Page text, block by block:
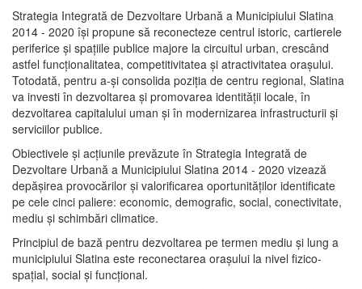
Strategia Integrată de Dezvoltare Urbană a Municipiului Slatina
2014 - 2020 își propune să reconecteze centrul istoric, cartierele
periferice şi spaţiile publice majore la circuitul urban, crescând
astfel funcţionalitatea, competitivitatea şi atractivitatea oraşului.
Totodată, pentru a-şi consolida poziţia de centru regional, Slatina
va investi în dezvoltarea şi promovarea identităţii locale, în
dezvoltarea capitalului uman şi în modernizarea infrastructurii şi
serviciilor publice.
Obiectivele şi acţiunile prevăzute în Strategia Integrată de
Dezvoltare Urbană a Municipiului Slatina 2014 - 2020 vizează
depășirea provocărilor şi valorificarea oportunităţilor identificate
pe cele cinci paliere: economic, demografic, social, conectivitate,
mediu şi schimbări climatice.
Principiul de bază pentru dezvoltarea pe termen mediu şi lung a
municipiului Slatina este reconectarea oraşului la nivel fizico-
spaţial, social şi funcţional.